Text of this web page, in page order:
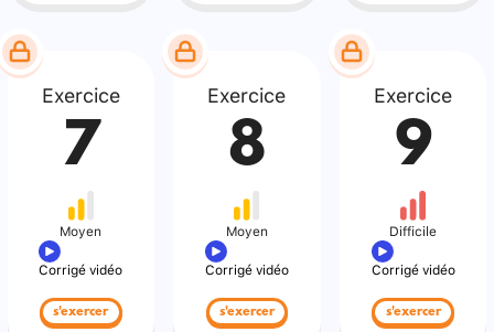
Exercice
7
Moyen
Corrigé vidéo
s'exercer
Exercice
8
Moyen
Corrigé vidéo
s'exercer
Exercice
9
Difficile
Corrigé vidéo
s'exercer